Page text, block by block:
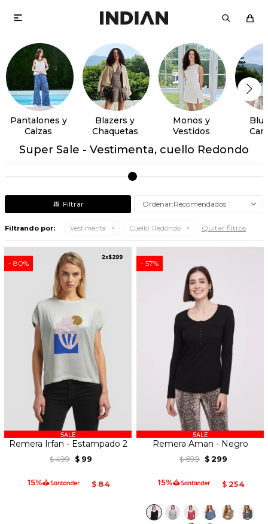

Pantalones y
Calzas
Blazers y
Chaquetas
Monos y
Vestidos
Super Sale - Vestimenta, cuello Redondo
Recomendados
Filtrando por: Vestimenta Cuello: Redondo Quitar filtros
80
Remera Irfan - Estampado 2
$ 499 $ 99
$ 84
57
Remera Aman - Negro
$ 699 $ 299
$ 254